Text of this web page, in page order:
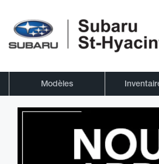
Modèles